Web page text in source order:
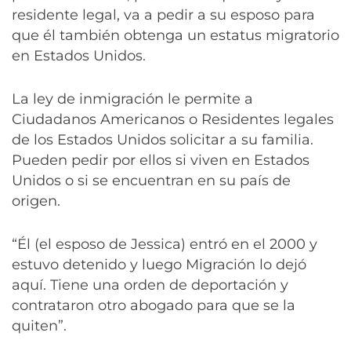
residente legal, va a pedir a su esposo para
que él también obtenga un estatus migratorio
en Estados Unidos.
La ley de inmigración le permite a
Ciudadanos Americanos o Residentes legales
de los Estados Unidos solicitar a su familia.
Pueden pedir por ellos si viven en Estados
Unidos o si se encuentran en su país de
origen.
“Él (el esposo de Jessica) entró en el 2000 y
estuvo detenido y luego Migración lo dejó
aquí. Tiene una orden de deportación y
contrataron otro abogado para que se la
quiten”.